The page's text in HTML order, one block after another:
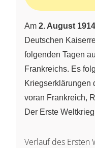
Am 2. August 1914
Deutschen
folgenden Tagen
Frankreichs. Es
Kriegserklärungen
voran Frankreich,
Der Erste
Verlauf des Ersten